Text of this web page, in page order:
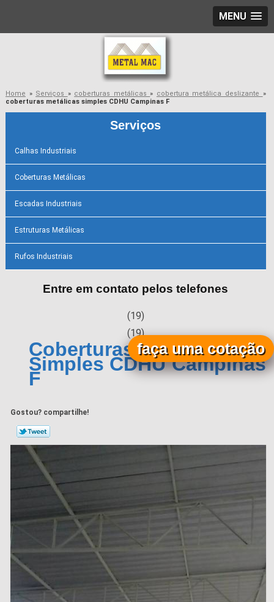
MENU
Home » Serviços » coberturas metálicas» cobertura metálica deslizante »
coberturas metálicas simples CDHU Campinas F
Serviços
Calhas Industriais
Coberturas Metálicas
Escadas Industriais
Estruturas Metálicas
Rufos Industriais
Entre em contato pelos telefones
(19)
(19)
Coberturas Metálicas
Simples CDHU Campinas
F
Gostou? compartilhe!
faça uma cotação